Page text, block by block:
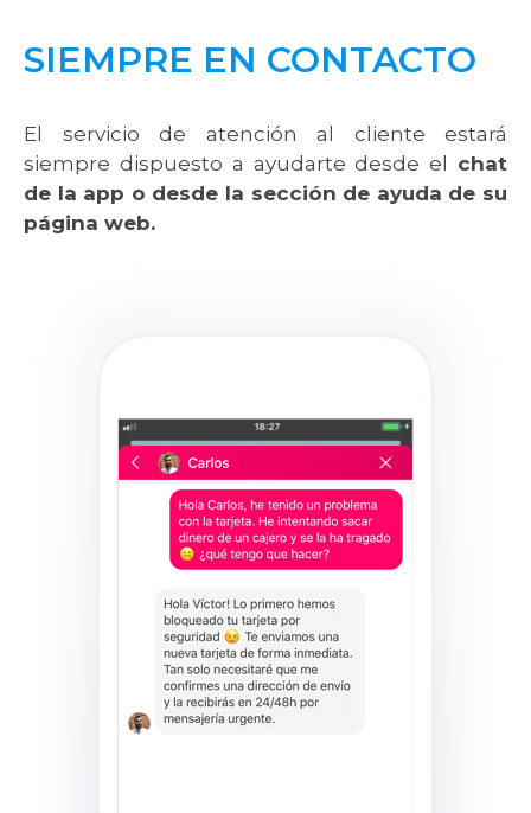
SIEMPRE EN CONTACTO
El servicio de atención al cliente estará
siempre dispuesto a ayudarte desde el chat
de la app o desde la sección de ayuda de su
página web.